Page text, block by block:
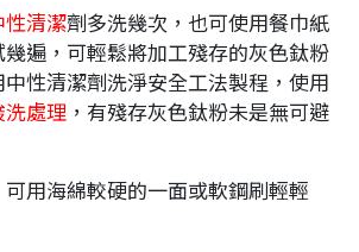
性清潔劑多洗幾次，也可使用餐巾紙
遍，可輕鬆將加工殘存的灰色鈦粉
性清潔劑洗淨安全工法製程，使用
洗處理 ，有殘存灰色鈦粉未是無可避
用海綿較硬的一面或軟鋼刷輕輕